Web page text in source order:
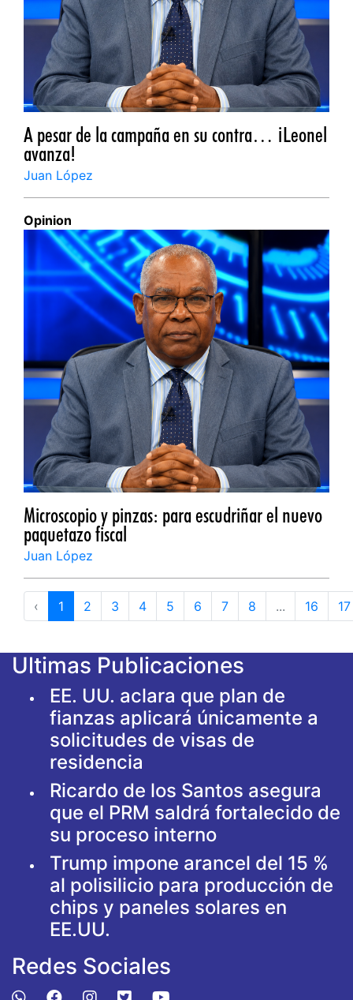
A pesar de la campaña en su contra… ¡Leonel
avanza!
Juan López
Opinion
Microscopio y pinzas: para escudriñar el nuevo
paquetazo fiscal
Juan López
‹ 1 2 3 4 5 6 7 8 ... 16 17
Ultimas Publicaciones
EE. UU. aclara que plan de
fianzas aplicará únicamente a
solicitudes de visas de
residencia
Ricardo de los Santos asegura
que el PRM saldrá fortalecido de
su proceso interno
Trump impone arancel del 15 %
al polisilicio para producción de
chips y paneles solares en
EE.UU.
Redes Sociales